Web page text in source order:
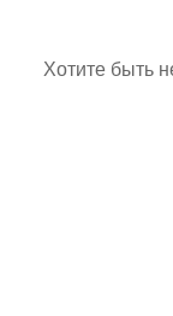
Хотите быть